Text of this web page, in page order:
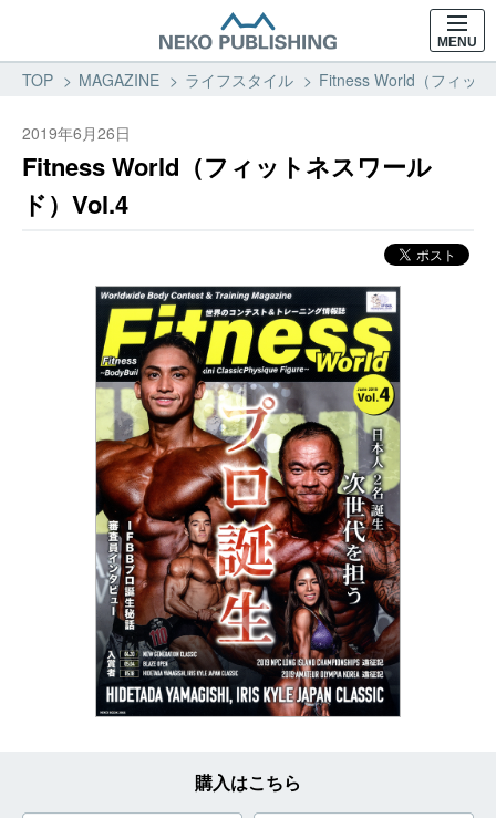
MENU
TOP MAGAZINE ライフスタイル Fitness World（フィッ
2019年6月26日
Fitness World（フィットネスワール
ド）Vol.4
購入はこちら